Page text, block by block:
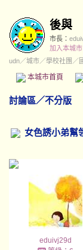
後與
市長：
加入本城市
udn／城市／學校社團 ／
本城市首頁
討論區／不分版
女色誘小弟幫
eduivj29d